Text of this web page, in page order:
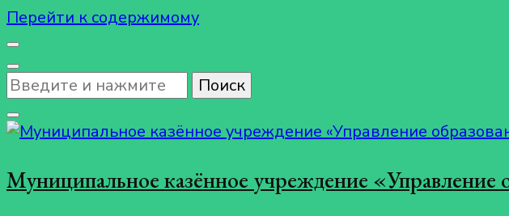
Перейти к содержимому
Ищите
что-
то?
Муниципальное казённое учреждение «Управление